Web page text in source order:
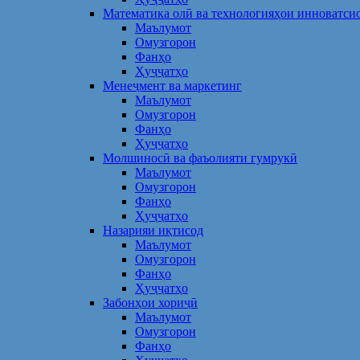
Математика олӣ ва технологияҳои
Маълумот
Омузгорон
Фанҳо
Ҳуҷҷатҳо
Менеҷмент ва маркетинг
Маълумот
Омузгорон
Фанҳо
Ҳуҷҷатҳо
Молшиносӣ ва фаъолияти гумрукӣ
Маълумот
Омузгорон
Фанҳо
Ҳуҷҷатҳо
Назарияи иқтисод
Маълумот
Омузгорон
Фанҳо
Ҳуҷҷатҳо
Забонҳои хориҷӣ
Маълумот
Омузгорон
Фанҳо